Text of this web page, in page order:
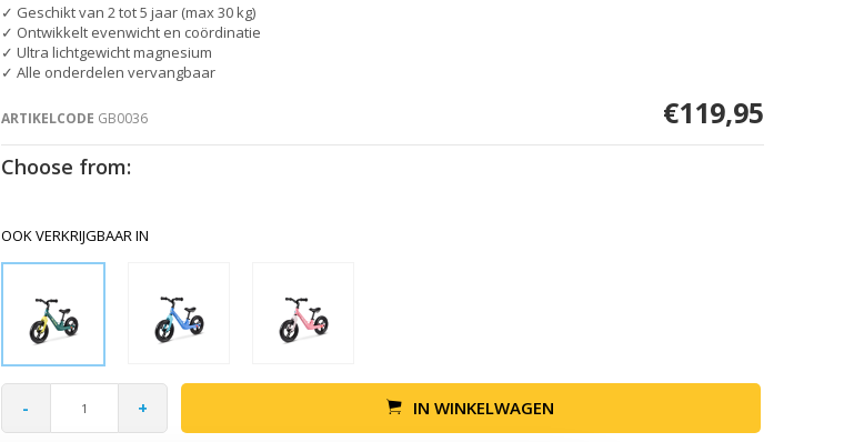
✓ Geschikt van 2 tot 5 jaar (max 30 kg)
✓ Ontwikkelt evenwicht en coördinatie
✓ Ultra lichtgewicht magnesium
✓ Alle onderdelen vervangbaar
ARTIKELCODE GB0036 €119,95
Choose from:
OOK VERKRIJGBAAR IN
- + IN WINKELWAGEN